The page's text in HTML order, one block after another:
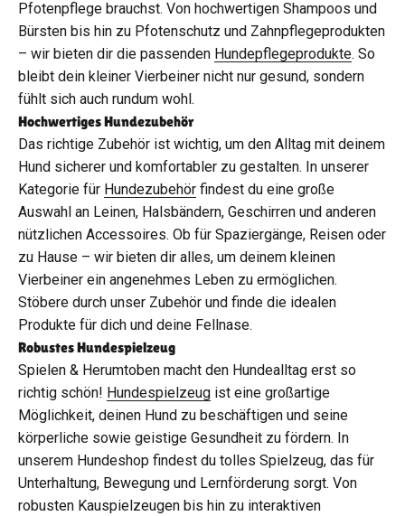
Pfotenpflege brauchst. Von hochwertigen Shampoos und
Bürsten bis hin zu Pfotenschutz und Zahnpflegeprodukten
– wir bieten dir die passenden Hundepflegeprodukte. So
bleibt dein kleiner Vierbeiner nicht nur gesund, sondern
fühlt sich auch rundum wohl.
Hochwertiges Hundezubehör
Das richtige Zubehör ist wichtig, um den Alltag mit deinem
Hund sicherer und komfortabler zu gestalten. In unserer
Kategorie für Hundezubehör findest du eine große
Auswahl an Leinen, Halsbändern, Geschirren und anderen
nützlichen Accessoires. Ob für Spaziergänge, Reisen oder
zu Hause – wir bieten dir alles, um deinem kleinen
Vierbeiner ein angenehmes Leben zu ermöglichen.
Stöbere durch unser Zubehör und finde die idealen
Produkte für dich und deine Fellnase.
Robustes Hundespielzeug
Spielen & Herumtoben macht den Hundealltag erst so
richtig schön! Hundespielzeug ist eine großartige
Möglichkeit, deinen Hund zu beschäftigen und seine
körperliche sowie geistige Gesundheit zu fördern. In
unserem Hundeshop findest du tolles Spielzeug, das für
Unterhaltung, Bewegung und Lernförderung sorgt. Von
robusten Kauspielzeugen bis hin zu interaktiven